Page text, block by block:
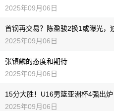
2025年09月06日
首钢再交易？陈盈骏2换1或曝光，
2025年09月06日
张镇麟的态度和期待
2025年09月06日
15分大胜！U16男篮亚洲杯4强出
2025年09月06日